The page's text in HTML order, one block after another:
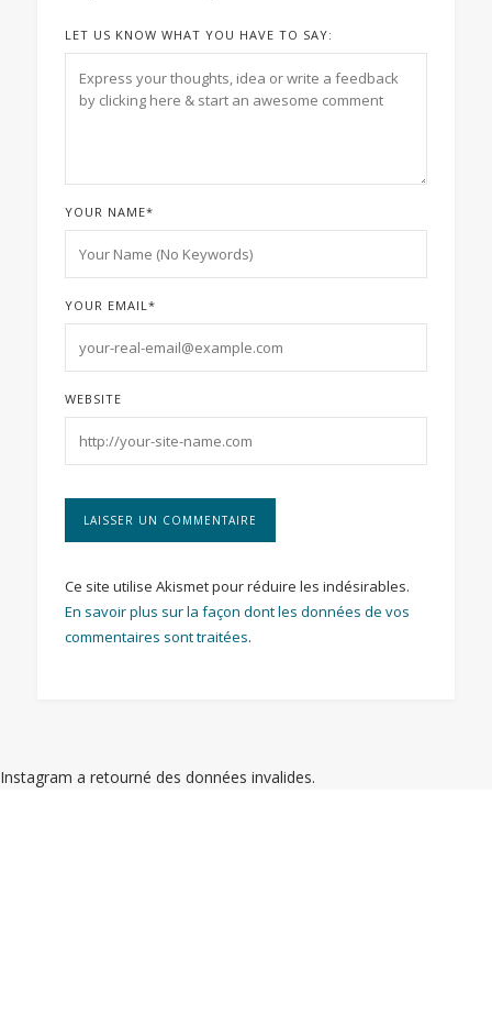
LET US KNOW WHAT YOU HAVE TO SAY:
YOUR NAME*
YOUR EMAIL *
WEBSITE
Ce site utilise Akismet pour réduire les indésirables.
En savoir plus sur la façon dont les données de vos
commentaires sont traitées.
Instagram a retourné des données invalides.